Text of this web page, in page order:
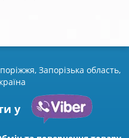
Запорізька область,
у